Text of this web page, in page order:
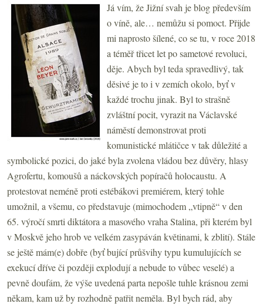
Já vím, že Jižní svah je blog především
o víně, ale… nemůžu si pomoct. Přijde
mi naprosto šílené, co se tu, v roce 2018
a téměř třicet let po sametové revoluci,
děje. Abych byl teda spravedlivý, tak
děsivé je to i v zemích okolo, byť v
každé trochu jinak. Byl to strašně
zvláštní pocit, vyrazit na Václavské
náměstí demonstrovat proti
komunistické mlátičce v tak důležité a
symbolické pozici, do jaké byla zvolena vládou bez důvěry, hlasy
Agrofertu, komoušů a náckovských popíračů holocaustu. A
protestovat neméně proti estébákovi premiérem, který tohle
umožnil, a všemu, co představuje (mimochodem „vtipně“ v den
65. výročí smrti diktátora a masového vraha Stalina, při kterém byl
v Moskvě jeho hrob ve velkém zasypáván květinami, k zblití). Stále
se ještě mám(e) dobře (byť bující průšvihy typu kumulujících se
exekucí dříve či později explodují a nebude to vůbec veselé) a
pevně doufám, že výše uvedená parta nepošle tuhle krásnou zemi
někam, kam už by rozhodně patřit neměla. Byl bych rád, aby